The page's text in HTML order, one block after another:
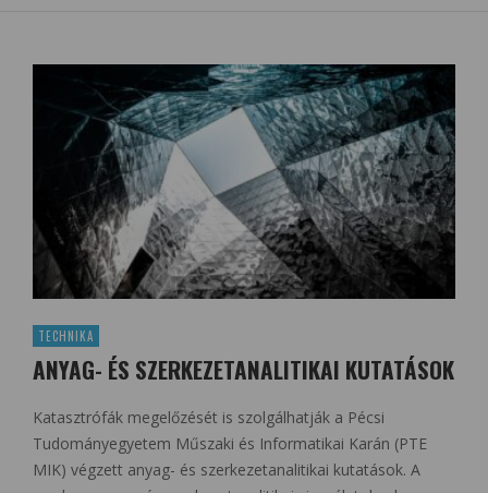
TECHNIKA
ANYAG- ÉS SZERKEZETANALITIKAI KUTATÁSOK
Katasztrófák megelőzését is szolgálhatják a Pécsi
Tudományegyetem Műszaki és Informatikai Karán (PTE
MIK) végzett anyag- és szerkezetanalitikai kutatások. A